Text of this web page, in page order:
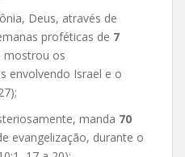
Deus, através de
proféticas de 7
mostrou os
envolvendo Israel e o
manda 70
evangelização, durante o